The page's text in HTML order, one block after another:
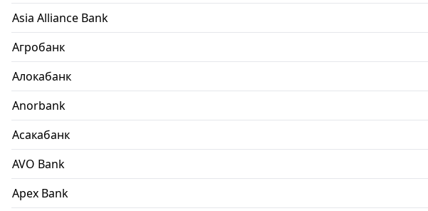
Asia Alliance Bank
Агробанк
Алокабанк
Anorbank
Асакабанк
AVO Bank
Apex Bank